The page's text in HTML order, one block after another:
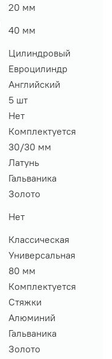
20 мм
40 мм
Цилиндровый
Евроцилиндр
Английский
5 шт
Нет
Комплектуется
30/30 мм
Латунь
Гальваника
Золото
Нет
Классическая
Универсальная
80 мм
Комплектуется
Стяжки
Алюминий
Гальваника
Золото